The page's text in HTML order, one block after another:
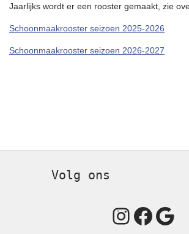
Jaarlijks wordt er een rooster gemaakt, zie
Schoonmaakrooster seizoen 2025-2026
Schoonmaakrooster seizoen 2026-2027
Volg ons